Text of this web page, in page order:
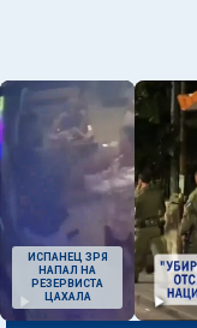
ИСПАНЕЦ ЗРЯ
НАПАЛ НА
РЕЗЕРВИСТА
ЦАХАЛА